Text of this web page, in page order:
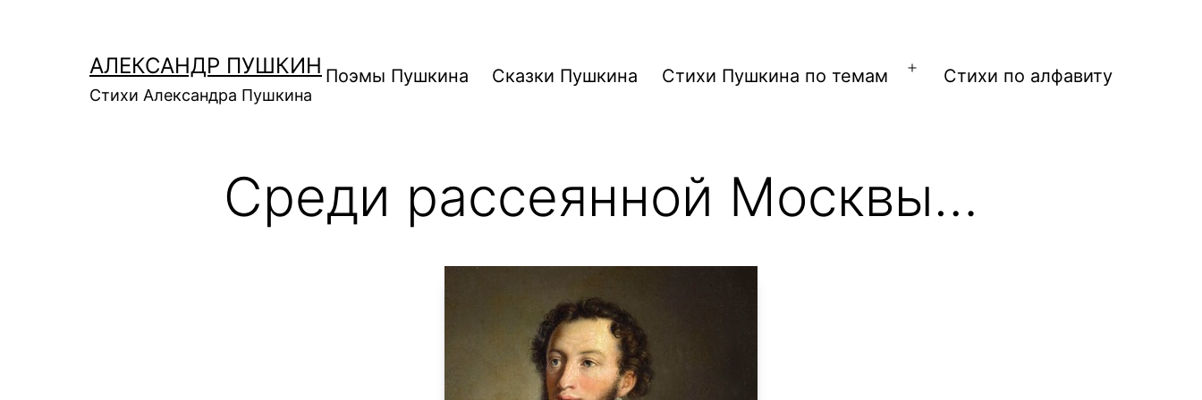
содержимомуАЛЕКСАНДР ПУШКИН
Стихи Александра Пушкина
Поэмы Пушкина Сказки Пушкина Стихи Пушкина по темам
ОткрытьСтихи по алфавиту
Среди рассеянной Москвы…